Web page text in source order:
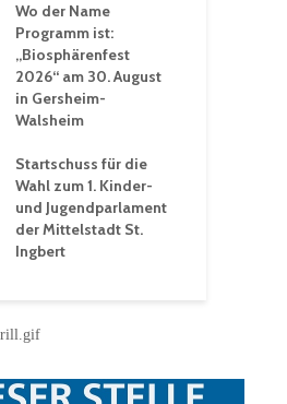
Wo der Name
Programm ist:
„Biosphärenfest
2026“ am 30. August
in Gersheim-
Walsheim
Startschuss für die
Wahl zum 1. Kinder-
und Jugendparlament
der Mittelstadt St.
Ingbert